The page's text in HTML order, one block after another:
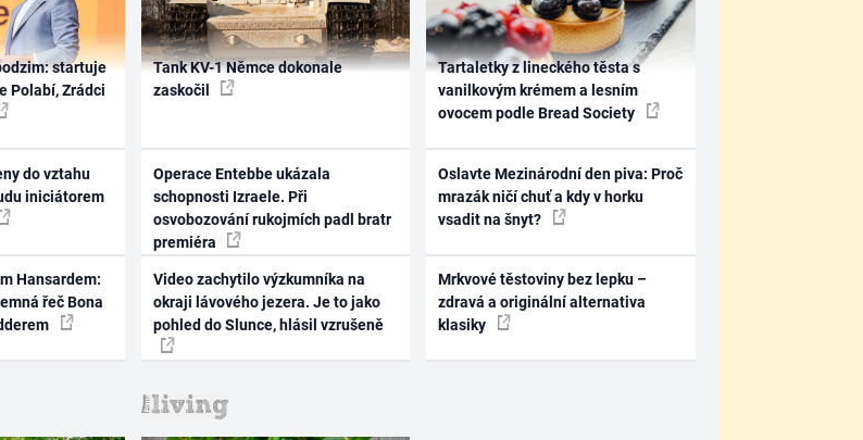
startuje
Polabí, Zrádci
do vztahu
iniciátorem
Hansardem:
řeč Bona
Tank KV-1 Němce dokonale
zaskočil
Operace Entebbe ukázala
schopnosti Izraele. Při
osvobozování rukojmích padl bratr
premiéra
Video zachytilo výzkumníka na
okraji lávového jezera. Je to jako
pohled do Slunce, hlásil vzrušeně
Tartaletky z lineckého těsta s
vanilkovým krémem a lesním
ovocem podle Bread Society
Oslavte Mezinárodní den piva: Proč
mrazák ničí chuť a kdy v horku
vsadit na šnyt?
Mrkvové těstoviny bez lepku –
zdravá a originální alternativa
klasiky